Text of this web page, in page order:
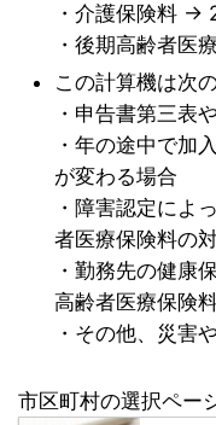
・介護保険料 →
・後期高齢者医
この計算機は次
・申告書第三表
・年の途中で加
が変わる場合
・障害認定によ
者医療保険料の
・勤務先の健康
高齢者医療保険
・その他、災害
市区町村の選択ペー